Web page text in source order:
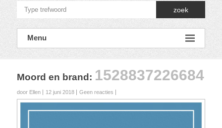
zoek
Menu
Moord en brand : 1528837226684
door Ellen 12 juni 2018 Geen reacties